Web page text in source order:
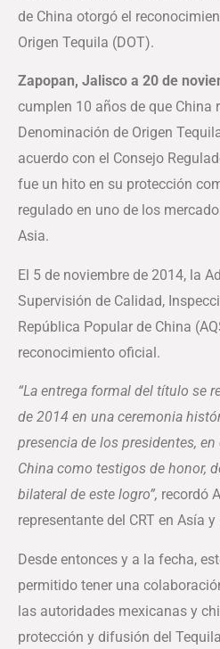
de China otorgó el
Origen Tequila (DOT).
Zapopan, Jalisco a 20 de
cumplen 10 años de que China
Denominación de Origen
acuerdo con el Consejo
fue un hito en su protección
regulado en uno de los
Asia.
El 5 de noviembre de 2014, la
Supervisión de Calidad,
República Popular de China
reconocimiento oficial.
“La entrega formal del título se
de 2014 en una ceremonia
presencia de los presidentes,
China como testigos de honor,
bilateral de este logro”, recordó
representante del CRT en Asía y
Desde entonces y a la fecha,
permitido tener una
las autoridades mexicanas y
protección y difusión del